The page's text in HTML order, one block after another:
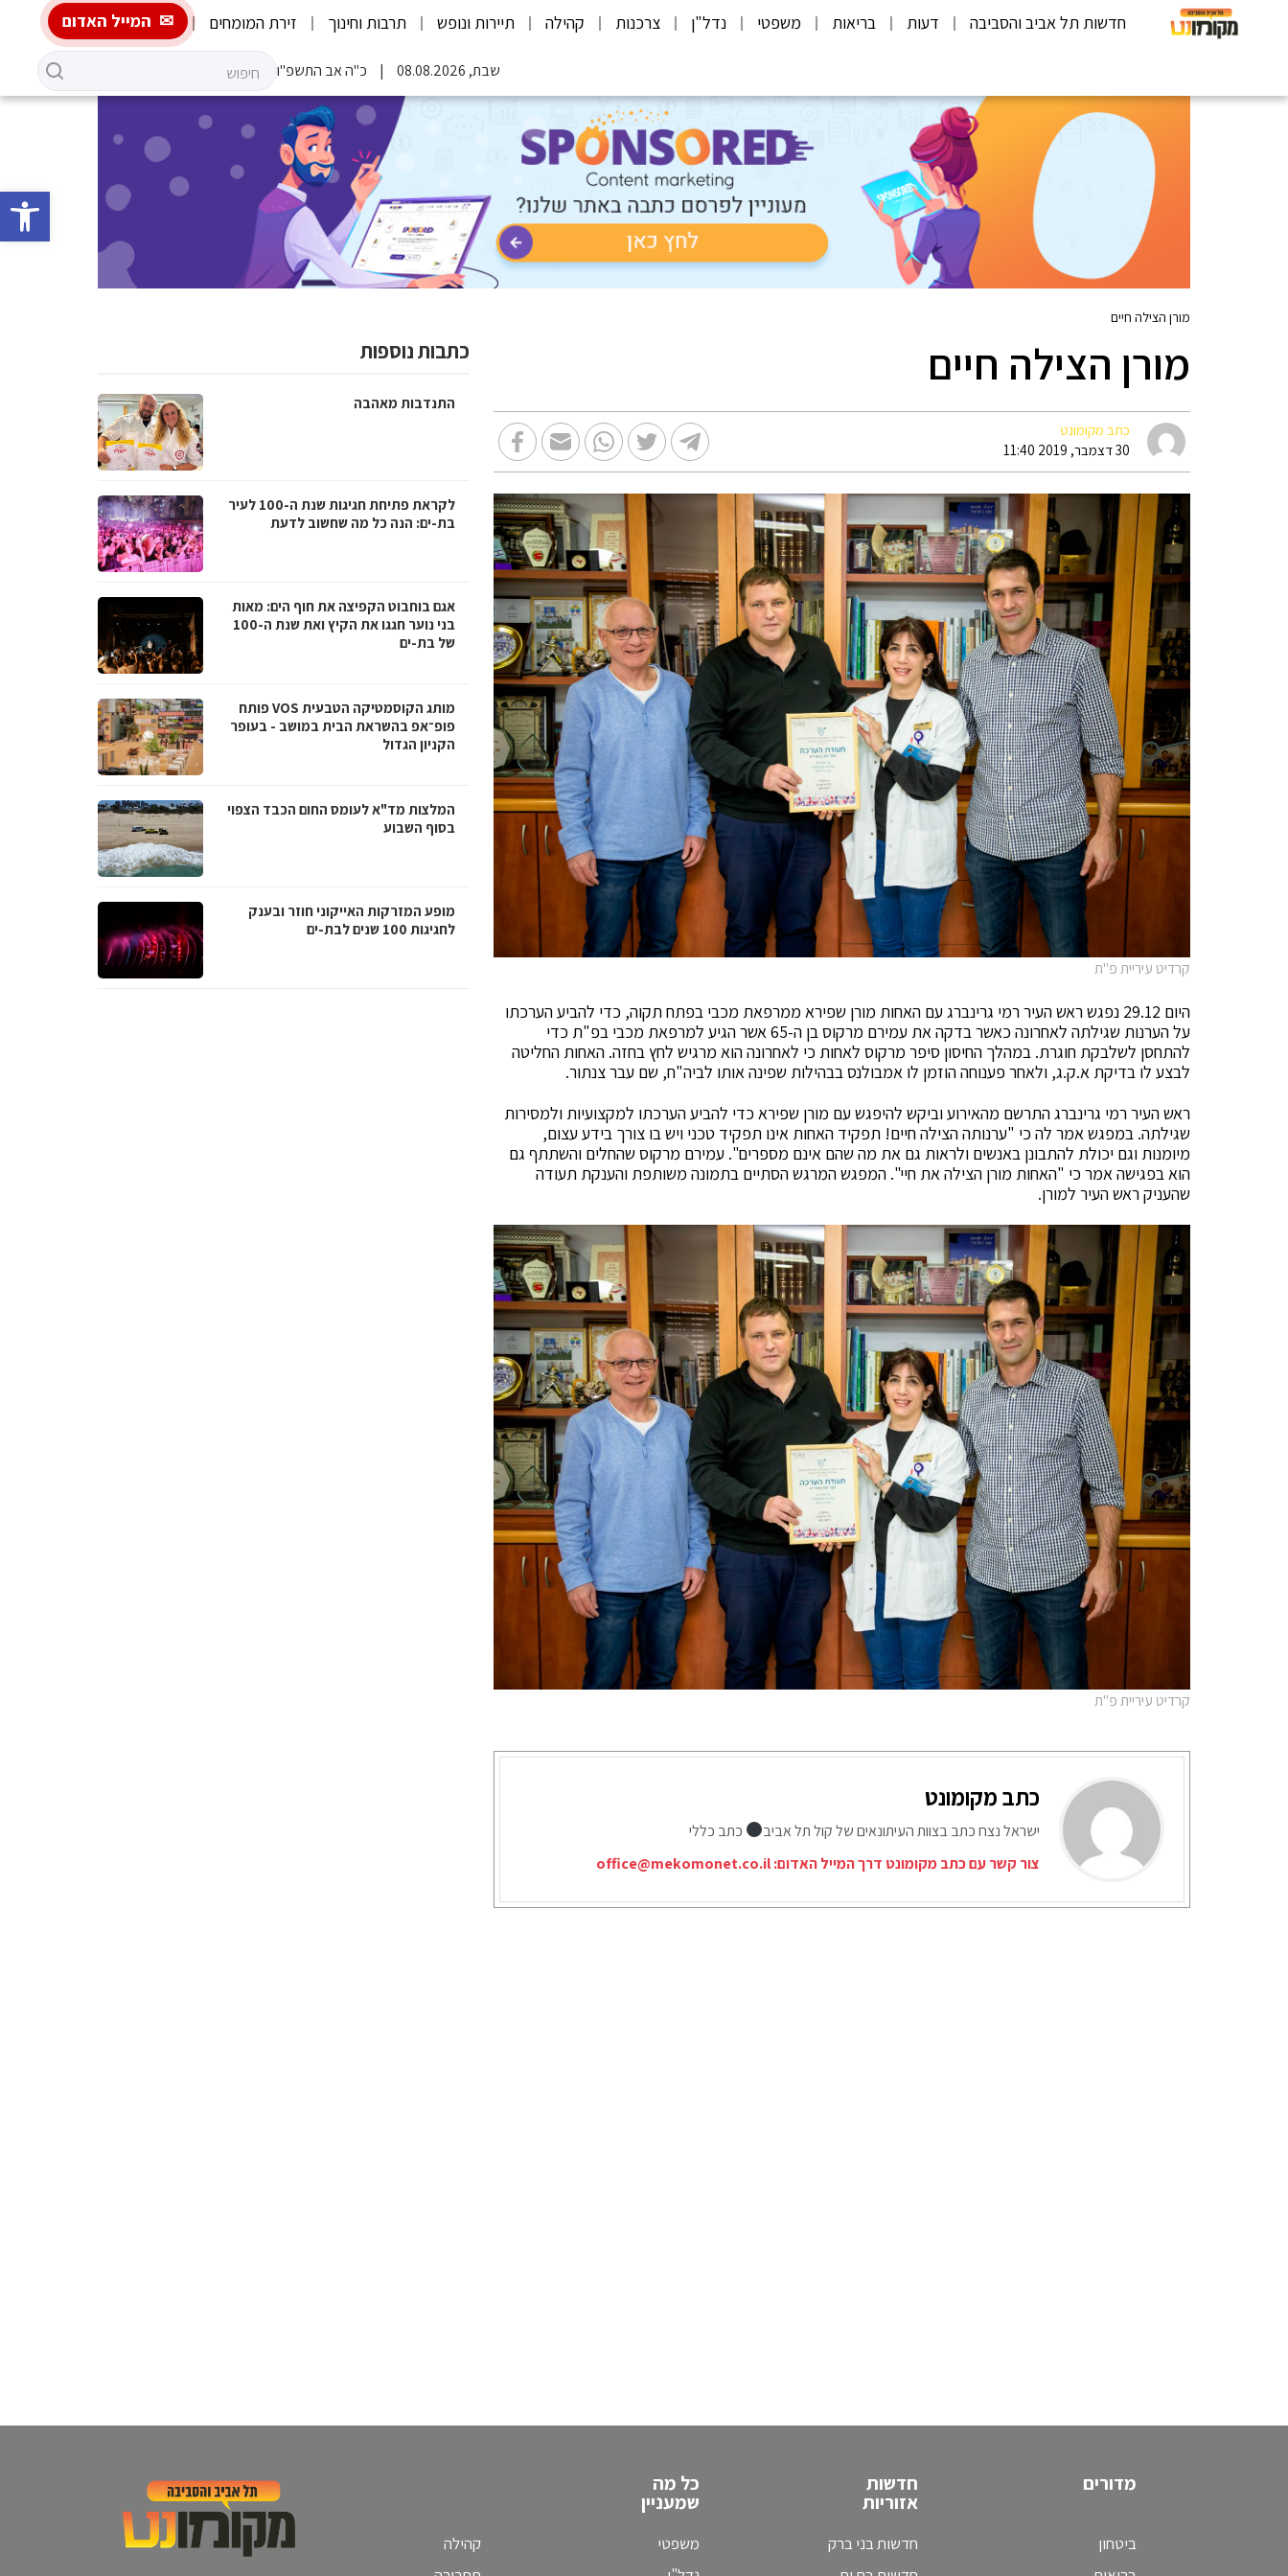
פתח
חדשות תל אביב והסביבה דעות בריאות משפטי נדל"ן צרכנות קהילה תיירות ונופש תרבות וחינוך זירת המומחים המייל האדום
שבת, 08.08.2026 כ"ה אב התשפ"ו
מורן הצילה חיים
מורן הצילה חיים
כתב מקומונט
30 דצמבר, 2019 11:40
קרדיט עיריית פ"ת
היום 29.12 נפגש ראש העיר רמי גרינברג עם האחות מורן שפירא ממרפאת מכבי בפתח תקוה, כדי להביע הערכתו
על הערנות שגילתה לאחרונה כאשר בדקה את עמירם מרקוס בן ה-65 אשר הגיע למרפאת מכבי בפ"ת כדי
להתחסן לשלבקת חוגרת. במהלך החיסון סיפר מרקוס לאחות כי לאחרונה הוא מרגיש לחץ בחזה. האחות החליטה
לבצע לו בדיקת א.ק.ג, ולאחר פענוחה הוזמן לו אמבולנס בבהילות שפינה אותו לביה"ח, שם עבר צנתור.
ראש העיר רמי גרינברג התרשם מהאירוע וביקש להיפגש עם מורן שפירא כדי להביע הערכתו למקצועיות ולמסירות
שגילתה. במפגש אמר לה כי "ערנותה הצילה חיים! תפקיד האחות אינו תפקיד טכני ויש בו צורך בידע עצום,
מיומנות וגם יכולת להתבונן באנשים ולראות גם את מה שהם אינם מספרים". עמירם מרקוס שהחלים והשתתף גם
הוא בפגישה אמר כי "האחות מורן הצילה את חיי". המפגש המרגש הסתיים בתמונה משותפת והענקת תעודה
שהעניק ראש העיר למורן.
קרדיט עיריית פ"ת
כתב מקומונט
ישראל נצח כתב בצוות העיתונאים של קול תל אביב
כתב כללי
צור קשר עם כתב מקומונט דרך המייל האדום:office@mekomonet.co.il
כתבות נוספות
התנדבות מאהבה
לקראת פתיחת חגיגות שנת ה-100 לעיר
בת-ים: הנה כל מה שחשוב לדעת
אגם בוחבוט הקפיצה את חוף הים: מאות
בני נוער חגגו את הקיץ ואת שנת ה-100
של בת-ים
מותג הקוסמטיקה הטבעית VOS פותח
פופ־אפ בהשראת הבית במושב - בעופר
הקניון הגדול
המלצות מד"א לעומס החום הכבד הצפוי
בסוף השבוע
מופע המזרקות האייקוני חוזר ובענק
לחגיגות 100 שנים לבת-ים
מדורים
ביטחון
חדשות
אזוריות
חדשות בני ברק
כל מה
שמעניין
משפטי
קהילה